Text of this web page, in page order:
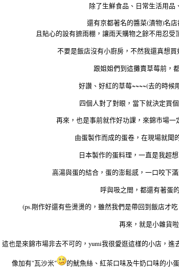
除了生鮮食品、日常生活用品
還有京都著名的醬菜(漬物)名店
且貼心的設有摭雨棚，讓雨天購物之餘不用忍
不要是飯店沒有小廚房，不然我還真想
跟姐姐們到這攤賣草莓前，
好讚、好紅的草莓~~~~(去的時候
四個人對了對眼，當下就決定買
再來，也是事前就作好功課，來錦市場
由蛋製作而成的蛋卷，在現場就聞
日本製作的蛋料理，一直是我超
高湯與蛋的結合，蛋的澎鬆感，一口咬下
呼與吸之間，都還有著蛋
(ps.剛作好還有些燙燙的，雖然我們是帶回到飯店才
再來，就是小雜貨
這也是來錦市場非去不可的，yumi我很愛逛這樣的小店，
像加有"瓦沙米"
的魷魚絲、紅茶口味及牛奶口味的小